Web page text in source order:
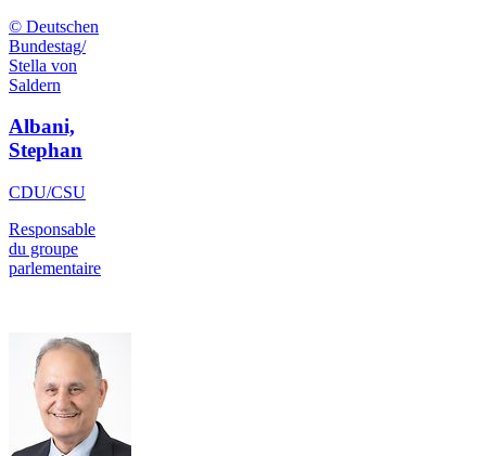
© Deutschen
Bundestag/
Stella von
Saldern
Albani,
Stephan
CDU/CSU
Responsable
du groupe
parlementaire